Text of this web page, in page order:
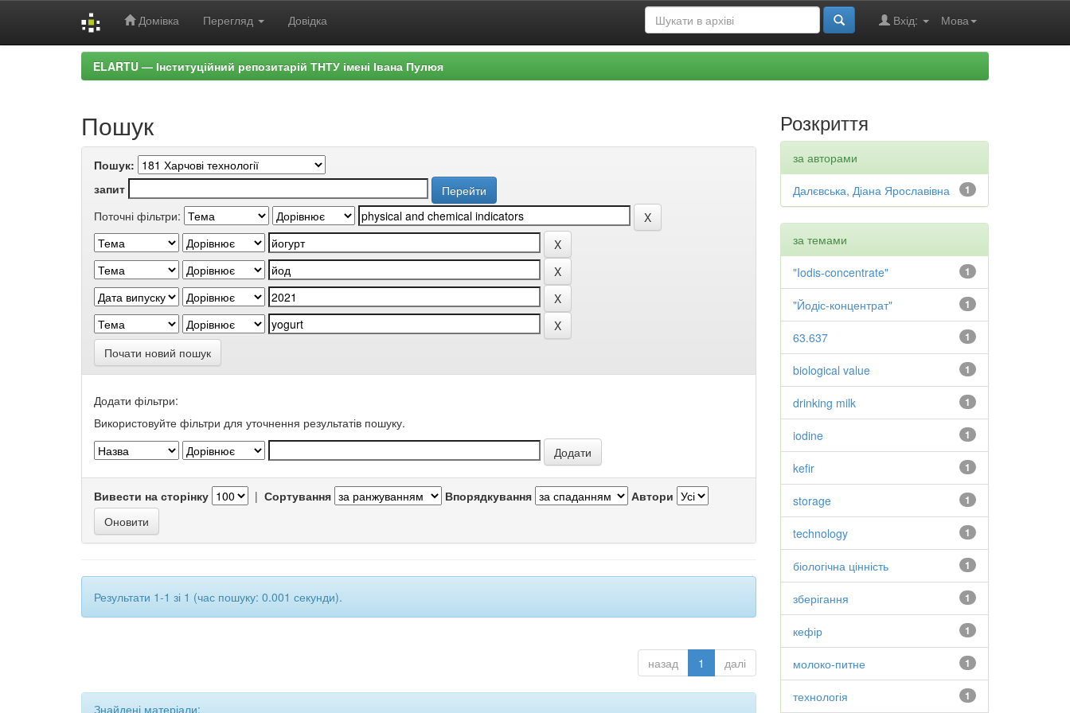
Домівка Перегляд Довідка Мова
Вхід:
ELARTU — Інституційний репозитарій ТНТУ імені Івана Пулюя
Пошук
Пошук:
запит
Поточні фільтри:
Почати новий пошук
Додати фільтри:
Використовуйте фільтри для уточнення результатів пошуку.
Вивести на сторінку | Сортування Впорядкування Автори
Результати 1-1 зі 1 (час пошуку: 0.001 секунди).
назад 1 далі
Знайдені матеріали:
Розкриття
за авторами
1
Далєвська, Діана Ярославівна
за темами
1
"Iodis-concentrate"
1
"Йодіс-концентрат"
1
63.637
1
biological value
1
drinking milk
1
iodine
1
kefir
1
storage
1
technology
1
біологічна цінність
1
зберігання
1
кефір
1
молоко-питне
1
технологія